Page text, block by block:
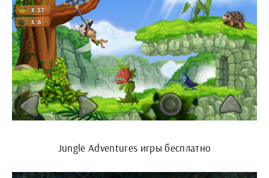
Jungle Adventures игры бесплатно